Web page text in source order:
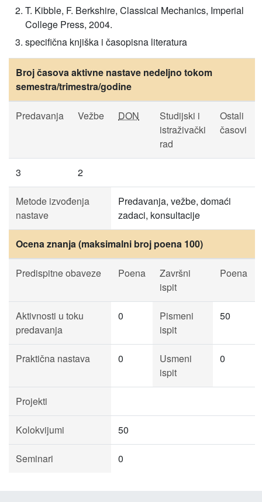
T. Kibble, F. Berkshire, Classical Mechanics, Imperial
College Press, 2004.
specifična knjiška i časopisna literatura
Broj časova aktivne nastave nedeljno tokom
semestra/trimestra/godine
Predavanja Vežbe DON
Studijski i
istraživački
rad
Ostali
časovi
3 2
Metode izvođenja
nastave
Predavanja, vežbe, domaći
zadaci, konsultacije
Ocena znanja (maksimalni broj poena 100)
Predispitne obaveze Poena
Završni
ispit
Poena
Aktivnosti u toku
predavanja
0
Pismeni
ispit
50
Praktična nastava 0
Usmeni
ispit
0
Projekti
Kolokvijumi 50
Seminari 0